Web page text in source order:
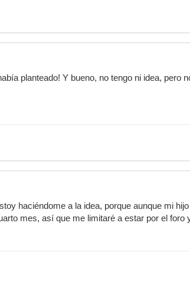
planteado! Y bueno, no tengo ni idea, pero
haciéndome a la idea, porque aunque mi
mes, así que me limitaré a estar por el foro